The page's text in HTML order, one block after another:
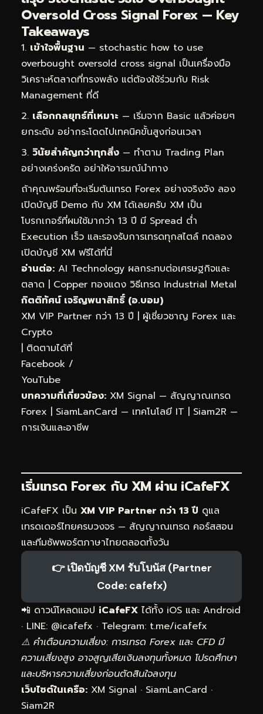
Oversold Cross Signal Forex — Key
Takeaways
เข้าใจพื้นฐาน — stochastic how to use
overbought oversold cross signal เป็นเครื่องมือ
วิเคราะห์ตลาดที่ทรงพลัง แต่ต้องใช้ร่วมกับ Risk
Management ที่ดี
เลือกกลยุทธ์ที่เหมาะ — เริ่มจาก Basic แล้วค่อยๆ
ยกระดับ อย่ากระโดดไปเทคนิคขั้นสูงก่อนเวลา
วินัยสำคัญกว่าทุกสิ่ง — ทำตาม Trading Plan
อย่างเคร่งครัด อย่าให้อารมณ์นำทาง
ถ้าคุณพร้อมที่จะเริ่มต้นเทรด Forex อย่างจริงจัง ลอง
เปิดบัญชี Demo กับ XM ได้เลยครับ XM เป็น
โบรกเกอร์ที่ผมใช้มากว่า 13 ปี มี Spread ต่ำ
Execution เร็ว และรองรับการเทรดทุกสไตล์ ทดลอง
เปิดบัญชี XM ฟรีได้ที่นี่
อ่านต่อ: AI Technology ผลกระทบต่อเศรษฐกิจและ
ตลาด | Copper ทองแดง วิธีเทรด Industrial Metal
กิตติทัศน์ เจริญพนาสิทธิ์ (อ.บอม)
XM VIP Partner กว่า 13 ปี | ผู้เชี่ยวชาญ Forex และ
Crypto
| ติดตามได้ที่
Facebook /
YouTube
บทความที่เกี่ยวข้อง: XM Signal — สัญญาณเทรด
Forex | SiamLanCard — เทคโนโลยี IT | Siam2R —
การเงินและอาชีพ
เริ่มเทรด Forex กับ XM ผ่าน iCafeFX
iCafeFX เป็น XM VIP Partner กว่า 13 ปี ดูแล
เทรดเดอร์ไทยครบวงจร — สัญญาณเทรด คอร์สสอน
และทีมซัพพอร์ตภาษาไทยตลอดทั้งวัน
👉 เปิดบัญชี XM รับโบนัส (Partner
Code: cafefx)
📲 ดาวน์โหลดแอป iCafeFX ได้ทั้ง iOS และ Android
· LINE: @icafefx · Telegram: t.me/icafefx
⚠️ คำเตือนความเสี่ยง: การเทรด Forex และ CFD มี
ความเสี่ยงสูง อาจสูญเสียเงินลงทุนทั้งหมด โปรดศึกษา
และบริหารความเสี่ยงก่อนตัดสินใจลงทุน
เว็บไซต์ในเครือ: XM Signal · SiamLanCard ·
Siam2R